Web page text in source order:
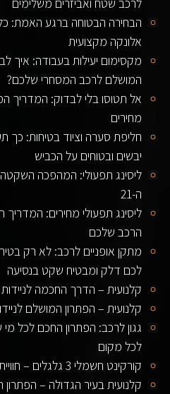
הבחירה הבטוחה ברגע האמת:
אלונקה מקצועית
מקסימום יעילות בעבודה: איך
המושלם לרכב המסחרי שלכם?
אל תטוסו בלי לבדוק: המדריך
מחירים
חליפת סערה וציוד בטיחות: כך
יבשים ובטוחים על הכביש
ליסינג תפעולי: המהפכה
ה-21
ליסינג תפעולי מחירים: המדריך
הרכב שלכם
מתקן אופניים לרכב: לא רק
לכם דלק ומבטיח שקט בנסיעה
קלנועית – הדרך החכמה לניידות
קלנועית – הפתרון המושלם
גגון לרכב: הפתרון החכם לכל
לכל מקום
קורקינט חשמלי 3 גלגלים – חוויית נסיעה בטוחה, נוחה וחדשנית
קלנועית בעיר הגדולה –